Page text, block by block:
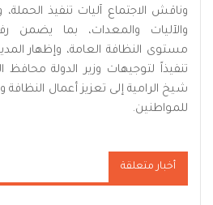
وناقش الاجتماع آليات تنفيذ
والآليات والمعدات، بما يضمن
مستوى النظافة العامة، وإظهار
تنفيذاً لتوجيهات وزير الدولة
شيخ الرامية إلى تعزيز أعمال النظافة
للمواطنين.
أخبار متعلقة